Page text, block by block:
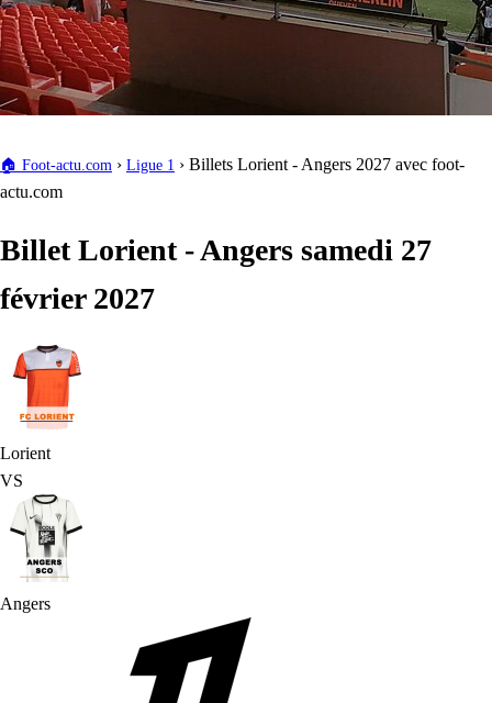
🏠 Foot-actu.com › Ligue 1 › Billets Lorient - Angers 2027 avec foot-
actu.com
Billet Lorient - Angers samedi 27
février 2027
Lorient
VS
Angers